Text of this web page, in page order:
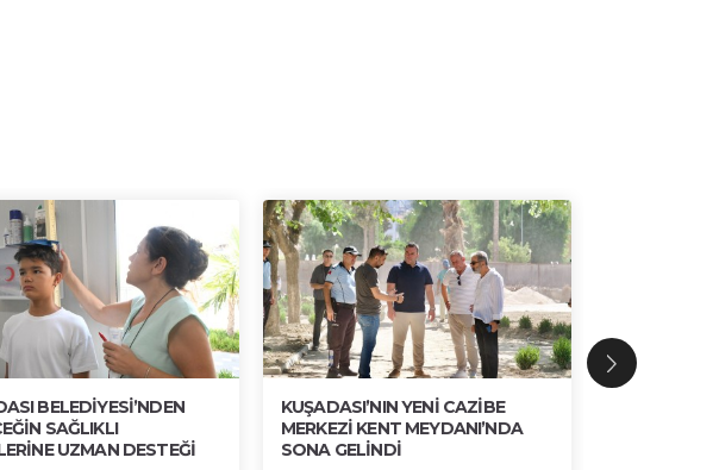
BELEDİYESİ’NDEN
SAĞLIKLI
UZMAN DESTEĞİ
KUŞADASI’NIN YENİ CAZİBE
MERKEZİ KENT MEYDANI’NDA
SONA GELİNDİ